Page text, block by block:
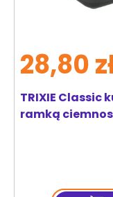
TRIXIE Classic
ramką
28,80